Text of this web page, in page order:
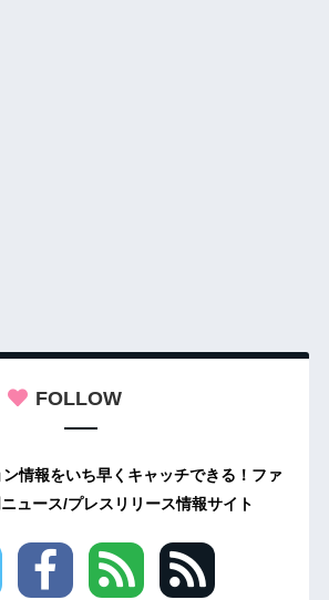
FOLLOW
情報をいち早くキャッチできる！ファ
ュース/プレスリリース情報サイト